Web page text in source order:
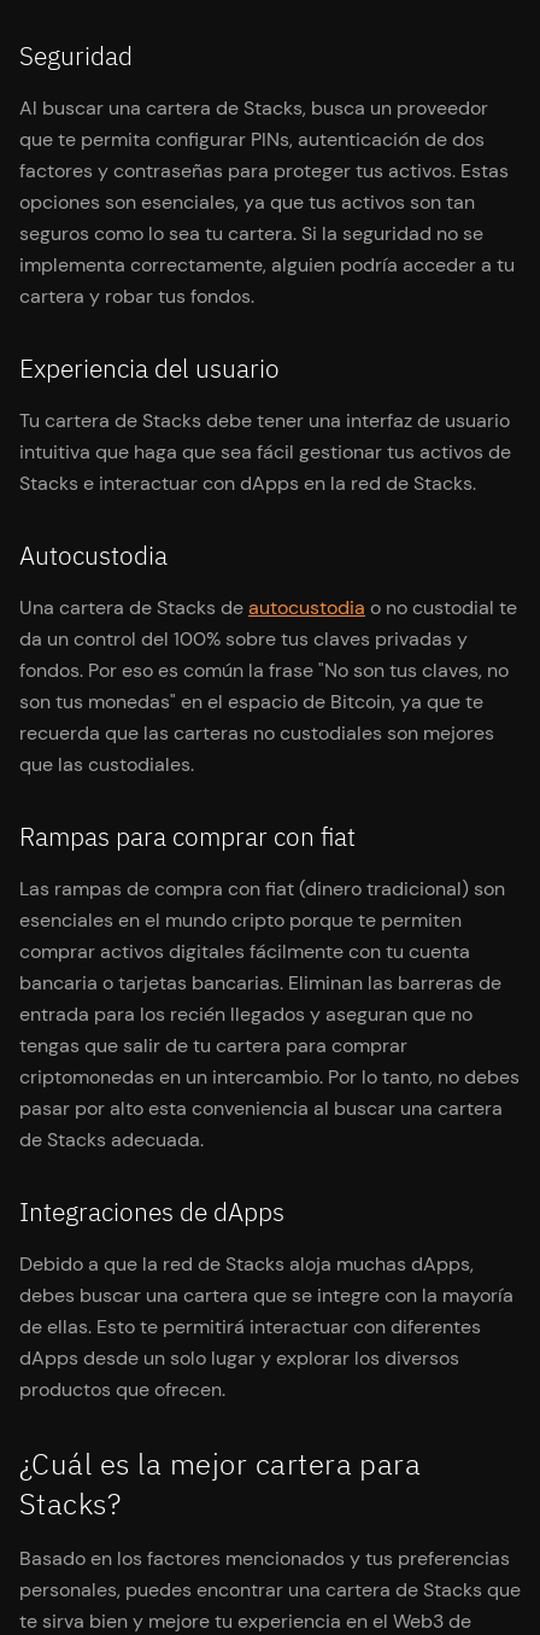
Seguridad
Al buscar una cartera de Stacks, busca un proveedor
que te permita configurar PINs, autenticación de dos
factores y contraseñas para proteger tus activos. Estas
opciones son esenciales, ya que tus activos son tan
seguros como lo sea tu cartera. Si la seguridad no se
implementa correctamente, alguien podría acceder a tu
cartera y robar tus fondos.
Experiencia del usuario
Tu cartera de Stacks debe tener una interfaz de usuario
intuitiva que haga que sea fácil gestionar tus activos de
Stacks e interactuar con dApps en la red de Stacks.
Autocustodia
Una cartera de Stacks deautocustodia o no custodial te
da un control del 100% sobre tus claves privadas y
fondos. Por eso es común la frase "No son tus claves, no
son tus monedas" en el espacio de Bitcoin, ya que te
recuerda que las carteras no custodiales son mejores
que las custodiales.
Rampas para comprar con fiat
Las rampas de compra con fiat (dinero tradicional) son
esenciales en el mundo cripto porque te permiten
comprar activos digitales fácilmente con tu cuenta
bancaria o tarjetas bancarias. Eliminan las barreras de
entrada para los recién llegados y aseguran que no
tengas que salir de tu cartera para comprar
criptomonedas en un intercambio. Por lo tanto, no debes
pasar por alto esta conveniencia al buscar una cartera
de Stacks adecuada.
Integraciones de dApps
Debido a que la red de Stacks aloja muchas dApps,
debes buscar una cartera que se integre con la mayoría
de ellas. Esto te permitirá interactuar con diferentes
dApps desde un solo lugar y explorar los diversos
productos que ofrecen.
¿Cuál es la mejor cartera para
Stacks?
Basado en los factores mencionados y tus preferencias
personales, puedes encontrar una cartera de Stacks que
te sirva bien y mejore tu experiencia en el Web3 de